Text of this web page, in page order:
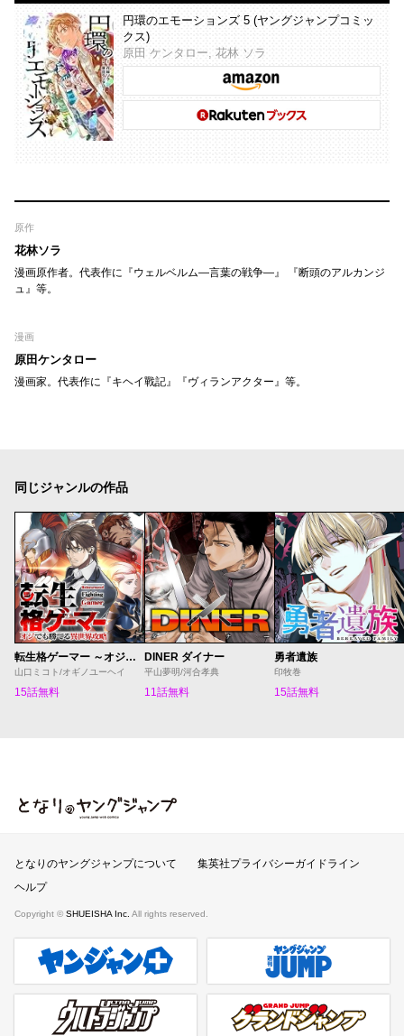
円環のエモーションズ 5 (ヤングジャンプコミッ
クス)
原田 ケンタロー, 花林 ソラ
原作
花林ソラ
漫画原作者。代表作に『ウェルベルム―言葉の戦争―』 『断頭のアルカンジ
ュ』等。
漫画
原田ケンタロー
漫画家。代表作に『キヘイ戰記』『ヴィランアクター』等。
同じジャンルの作品
転生格ゲーマー ～オジでも勝てる異世界攻略～
山口ミコト/オギノユーヘイ
15話無料
DINER ダイナー
平山夢明/河合孝典
11話無料
勇者遺族
印牧巻
15話無料
となりのヤングジャンプ
となりのヤングジャンプについて
集英社プライバシーガイドライン
ヘルプ
Copyright © SHUEISHA Inc. All rights reserved.
ヤンジャンプラス 週刊ヤングジャンプ公式サイト
ウルトラジャンプ グランドジャンプ